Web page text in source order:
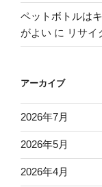
ペットボトルは
がよい に リサイ
アーカイブ
2026年7月
2026年5月
2026年4月